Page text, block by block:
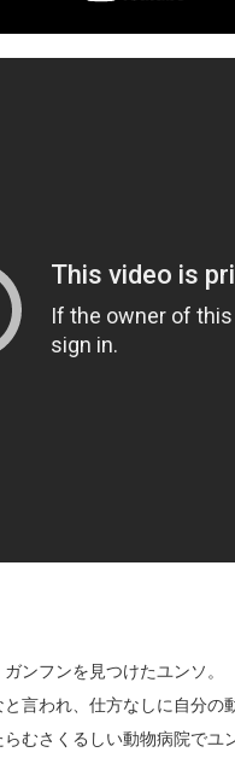
ンフンを見つけたユンソ。
言われ、仕方なしに自分の
むさくるしい動物病院でユ